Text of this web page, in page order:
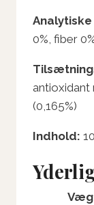
0%, fiber
antioxidant
(0,165%)
Indhold: